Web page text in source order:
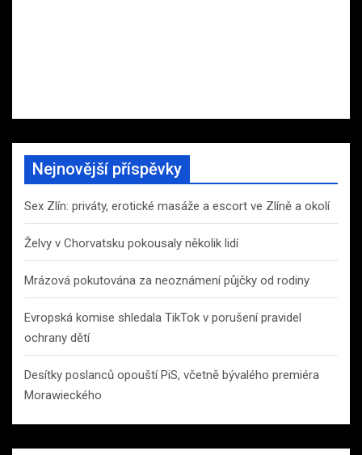
Nejnovější příspěvky
Sex Zlín: priváty, erotické masáže a escort ve Zlíně a okolí
Želvy v Chorvatsku pokousaly několik lidí
Mrázová pokutována za neoznámení půjčky od rodiny
Evropská komise shledala TikTok v porušení pravidel
ochrany dětí
Desítky poslanců opouští PiS, včetně bývalého premiéra
Morawieckého